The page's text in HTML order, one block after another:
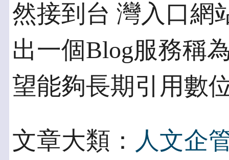
然接到台 灣入口網
出一個Blog服務稱
望能夠長期引用數
文章大類： 人文企